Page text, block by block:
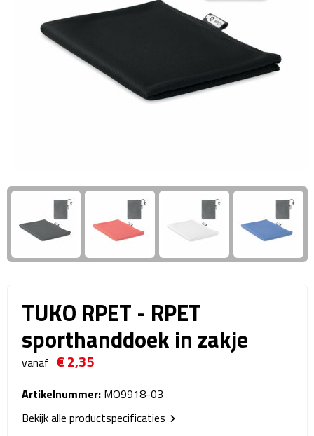
Business trolleys
Documententassen
Reistassen & Trolleys
Reistassen
Trolleys
Reistassensets
Weekendtassen
Duffeltassen
Autotassen
Giftcards
Wellness Giftsets
TUKO RPET - RPET
sporthanddoek in zakje
vanaf € 2,35
Artikelnummer: MO9918-03
Bekijk alle productspecificaties